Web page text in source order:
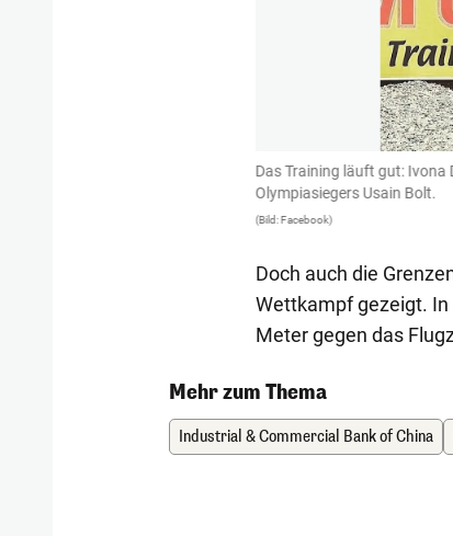
Das Training läuft gut: Ivona
Olympiasiegers Usain Bolt.
(Bild: Facebook)
Doch auch die
Wettkampf gezeigt. In
Meter gegen das
Mehr zum Thema
Industrial & Commercial Bank of China